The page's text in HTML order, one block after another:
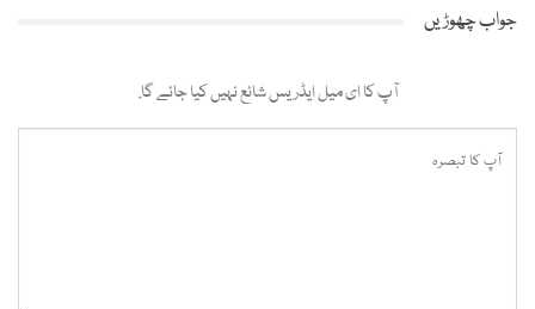
جواب چھوڑیں
آپ کا ای میل ایڈریس شائع نہیں کیا جائے گا.